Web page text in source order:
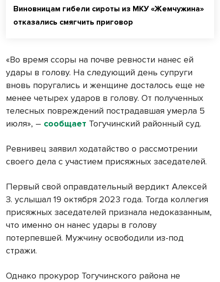
Виновницам гибели сироты из МКУ «Жемчужина»
отказались смягчить приговор
«Во время ссоры на почве ревности нанес ей
удары в голову. На следующий день супруги
вновь поругались и женщине досталось еще не
менее четырех ударов в голову. От полученных
телесных повреждений пострадавшая умерла 5
июля», – сообщает Тогучинский районный суд.
Ревнивец заявил ходатайство о рассмотрении
своего дела с участием присяжных заседателей.
Первый свой оправдательный вердикт Алексей
З. услышал 19 октября 2023 года. Тогда коллегия
присяжных заседателей признала недоказанным,
что именно он нанес удары в голову
потерпевшей. Мужчину освободили из-под
стражи.
Однако прокурор Тогучинского района не